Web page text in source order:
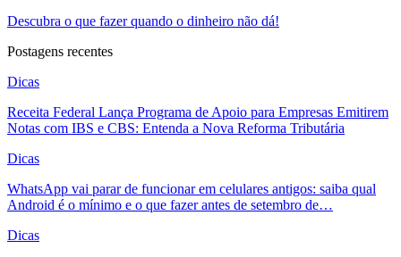
Descubra o que fazer quando o dinheiro não dá!
Postagens recentes
Dicas
Receita Federal Lança Programa de Apoio para Empresas Emitirem
Notas com IBS e CBS: Entenda a Nova Reforma Tributária
Dicas
WhatsApp vai parar de funcionar em celulares antigos: saiba qual
Android é o mínimo e o que fazer antes de setembro de…
Dicas